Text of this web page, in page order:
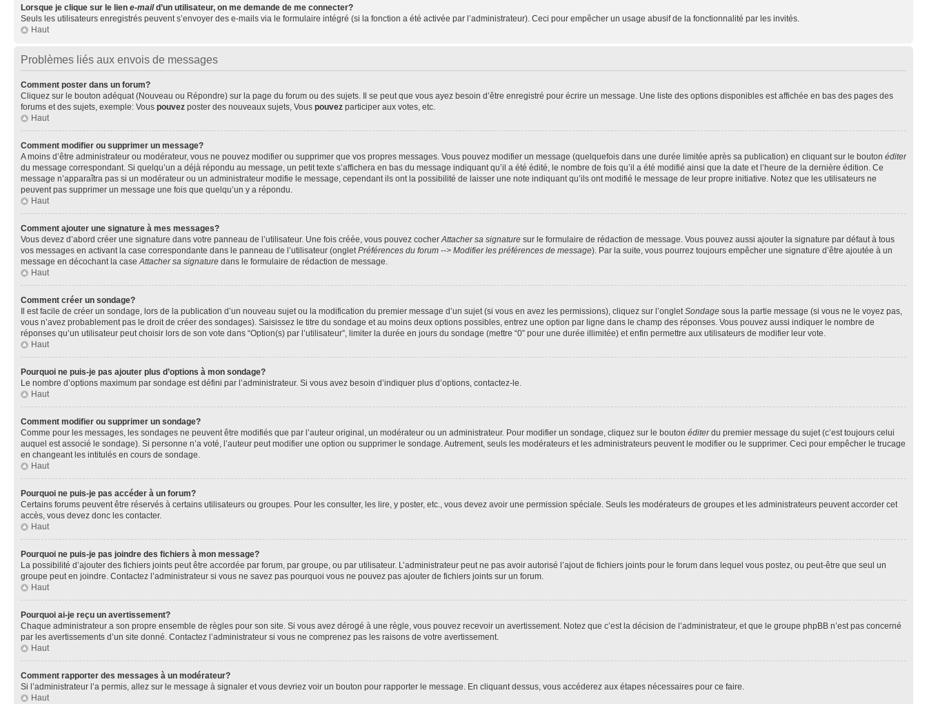
Lorsque je clique sur le lien e-maild’un utilisateur, on me demande de me connecter?
Seuls les utilisateurs enregistrés peuvent s’envoyer des e-mails via le formulaire intégré (si la fonction a été activée par l’administrateur). Ceci pour empêcher un usage abusif de la fonctionnalité par les invités.
Haut
Problèmes liés aux envois de messages
Comment poster dans un forum?
Cliquez sur le bouton adéquat (Nouveau ou Répondre) sur la page du forum ou des sujets. Il se peut que vous ayez besoin d’être enregistré pour écrire un message. Une liste des options disponibles est affichée en bas des pages des
forums et des sujets, exemple: Vous pouvez poster des nouveaux sujets, Vous pouvez participer aux votes, etc.
Haut
Comment modifier ou supprimer un message?
A moins d’être administrateur ou modérateur, vous ne pouvez modifier ou supprimer que vos propres messages. Vous pouvez modifier un message (quelquefois dans une durée limitée après sa publication) en cliquant sur le bouton éditer
du message correspondant. Si quelqu’un a déjà répondu au message, un petit texte s’affichera en bas du message indiquant qu’il a été édité, le nombre de fois qu’il a été modifié ainsi que la date et l’heure de la dernière édition. Ce
message n’apparaîtra pas si un modérateur ou un administrateur modifie le message, cependant ils ont la possibilité de laisser une note indiquant qu’ils ont modifié le message de leur propre initiative. Notez que les utilisateurs ne
peuvent pas supprimer un message une fois que quelqu’un y a répondu.
Haut
Comment ajouter une signature à mes messages?
Vous devez d’abord créer une signature dans votre panneau de l’utilisateur. Une fois créée, vous pouvez cocherAttacher sa signature sur le formulaire de rédaction de message. Vous pouvez aussi ajouter la signature par défaut à tous
vos messages en activant la case correspondante dans le panneau de l’utilisateur (ongletPréférences du forum --> Modifier les préférences de message). Par la suite, vous pourrez toujours empêcher une signature d’être ajoutée à un
message en décochant la caseAttacher sa signature dans le formulaire de rédaction de message.
Haut
Comment créer un sondage?
Il est facile de créer un sondage, lors de la publication d’un nouveau sujet ou la modification du premier message d’un sujet (si vous en avez les permissions), cliquez sur l’ongletSondage sous la partie message (si vous ne le voyez pas,
vous n’avez probablement pas le droit de créer des sondages). Saisissez le titre du sondage et au moins deux options possibles, entrez une option par ligne dans le champ des réponses. Vous pouvez aussi indiquer le nombre de
réponses qu’un utilisateur peut choisir lors de son vote dans “Option(s) par l’utilisateur”, limiter la durée en jours du sondage (mettre “0” pour une durée illimitée) et enfin permettre aux utilisateurs de modifier leur vote.
Haut
Pourquoi ne puis-je pas ajouter plus d’options à mon sondage?
Le nombre d’options maximum par sondage est défini par l’administrateur. Si vous avez besoin d’indiquer plus d’options, contactez-le.
Haut
Comment modifier ou supprimer un sondage?
Comme pour les messages, les sondages ne peuvent être modifiés que par l’auteur original, un modérateur ou un administrateur. Pour modifier un sondage, cliquez sur le bouton éditerdu premier message du sujet (c’est toujours celui
auquel est associé le sondage). Si personne n’a voté, l’auteur peut modifier une option ou supprimer le sondage. Autrement, seuls les modérateurs et les administrateurs peuvent le modifier ou le supprimer. Ceci pour empêcher le trucage
en changeant les intitulés en cours de sondage.
Haut
Pourquoi ne puis-je pas accéder à un forum?
Certains forums peuvent être réservés à certains utilisateurs ou groupes. Pour les consulter, les lire, y poster, etc., vous devez avoir une permission spéciale. Seuls les modérateurs de groupes et les administrateurs peuvent accorder cet
accès, vous devez donc les contacter.
Haut
Pourquoi ne puis-je pas joindre des fichiers à mon message?
La possibilité d’ajouter des fichiers joints peut être accordée par forum, par groupe, ou par utilisateur. L’administrateur peut ne pas avoir autorisé l’ajout de fichiers joints pour le forum dans lequel vous postez, ou peut-être que seul un
groupe peut en joindre. Contactez l’administrateur si vous ne savez pas pourquoi vous ne pouvez pas ajouter de fichiers joints sur un forum.
Haut
Pourquoi ai-je reçu un avertissement?
Chaque administrateur a son propre ensemble de règles pour son site. Si vous avez dérogé à une règle, vous pouvez recevoir un avertissement. Notez que c’est la décision de l’administrateur, et que le groupe phpBB n’est pas concerné
par les avertissements d’un site donné. Contactez l’administrateur si vous ne comprenez pas les raisons de votre avertissement.
Haut
Comment rapporter des messages à un modérateur?
Si l’administrateur l’a permis, allez sur le message à signaler et vous devriez voir un bouton pour rapporter le message. En cliquant dessus, vous accéderez aux étapes nécessaires pour ce faire.
Haut